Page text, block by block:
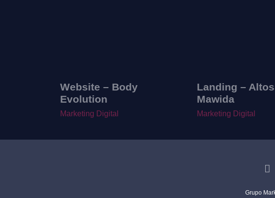
Website – Body
Evolution
Marketing Digital
Landing –
Mawida
Marketing Digital
Grupo